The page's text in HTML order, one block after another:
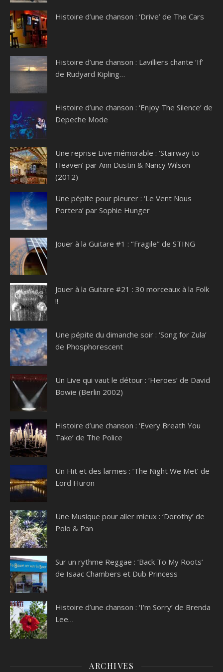
Histoire d’une chanson : ‘Drive’ de The Cars
Histoire d’une chanson : Lavilliers chante ‘If’
de Rudyard Kipling…
Histoire d’une chanson : ‘Enjoy The Silence’ de
Depeche Mode
Une reprise Live mémorable : ‘Stairway to
Heaven’ par Ann Dustin & Nancy Wilson
(2012)
Une pépite pour pleurer : ‘Le Vent Nous
Portera’ par Sophie Hunger
Jouer à la Guitare #1 : ‘’Fragile’’ de STING
Jouer à la Guitare #21 : 30 morceaux à la Folk
!!
Une pépite du dimanche soir : ‘Song for Zula’
de Phosphorescent
Un Live qui vaut le détour : ‘Heroes’ de David
Bowie (Berlin 2002)
Histoire d’une chanson : ‘Every Breath You
Take’ de The Police
Un Hit et des larmes : ‘The Night We Met’ de
Lord Huron
Une Musique pour aller mieux : ‘Dorothy’ de
Polo & Pan
Sur un rythme Reggae : ‘Back To My Roots’
de Isaac Chambers et Dub Princess
Histoire d’une chanson : ‘I’m Sorry’ de Brenda
Lee…
ARCHIVES